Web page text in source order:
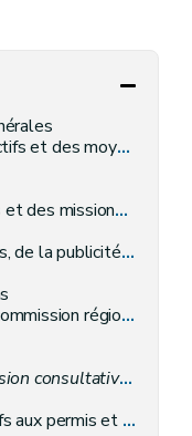
et des moyens
– Décret du 30 avril 2009, art. 3)
– Décret-programme du 3 février 2005, art. 41)
de l'aménagement du territoire
d'aménagement du territoire et de mobilité
et aux recours